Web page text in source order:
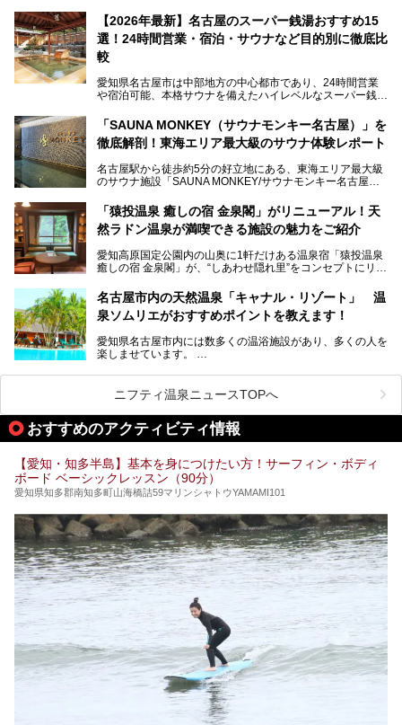
この地で30年にわたり愛され続けてきた施設だからこそ、
地元住民をはじめオープンを待ちわびている人も多いのでは
ないでしょうか。
老朽化した設備の補修を機に、2年前からじっくり構想を練
ってきたというだけあって、館内の充実度は想像以上。
以前の4倍に拡張したという露天エリアや10の浴槽、40人収
容の巨大なスタジアムサウナに、岩盤浴やリラクゼーション
までまるごと楽しめる施設に生まれ変わりました。
今回は、全面リニューアルして新しくなった「スパアクアス
【2026年最新】名古屋のスーパー銭湯おすすめ15
選！24時間営業・宿泊・サウナなど目的別に徹底比
較
愛知県名古屋市は中部地方の中心都市であり、24時間営業
や宿泊可能、本格サウナを備えたハイレベルなスーパー銭湯
そのため、「日々の仕事の疲れを心身ともにリセットした
い」「休日に時間を忘れて1日中ダラダラ過ごしたい」「コ
くある点が魅力です！
お好みの温泉施設を見つけて楽しんでくださいね。
「SAUNA MONKEY（サウナモンキー名古屋）」を
徹底解剖！東海エリア最大級のサウナ体験レポート
名古屋駅から徒歩約5分の好立地にある、東海エリア最大級
のサウナ施設「SAUNA MONKEY/サウナモンキー名古屋」
「名古屋駅周辺ってサウナが少ないよね」という声をよく耳
にするだけあり、アクセスの良さにも胸が高鳴ります。
今回は普段は男性専用となっているパブリックサウナが、女
さっそく取材してきました！
「猿投温泉 癒しの宿 金泉閣」がリニューアル！天
然ラドン温泉が満喫できる施設の魅力をご紹介
愛知高原国定公園内の山奥に1軒だけある温泉宿「猿投温泉
癒しの宿 金泉閣」が、“しあわせ隠れ里”をコンセプトにリニ
天然ラドン温泉が堪能できるお風呂や、新設・改装された客
室、地元の食材と温泉水で作られたお料理……。
ご紹介します。
名古屋市内の天然温泉「キャナル・リゾート」 温
泉ソムリエがおすすめポイントを教えます！
愛知県名古屋市内には数多くの温浴施設があり、多くの人を
楽しませています。
ムリエの目線で紹介していきます！
名古屋市内にはスーパー銭湯や日帰り温泉が多く、「どこに
行こうかな？」と悩んでしまう方も多いと思います。
ぜひこの記事を参考にして「キャナル・リゾート」に出かけ
てみるのはいかがでしょうか？
ニフティ温泉ニュースTOPへ
おすすめのアクティビティ情報
【愛知・知多半島】基本を身につけたい方！サーフィン・ボディ
ボード ベーシックレッスン（90分）
愛知県知多郡南知多町山海橋詰59マリンシャトウYAMAMI101